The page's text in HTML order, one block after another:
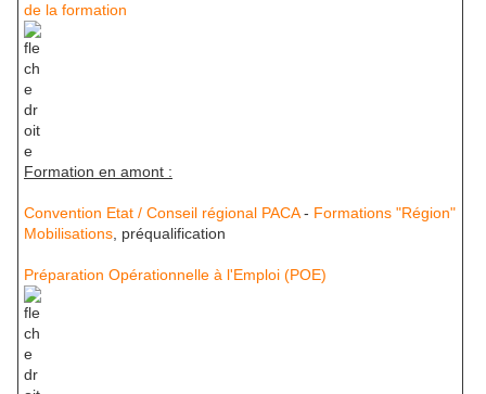
de la formation
Formation en amont :
Convention Etat / Conseil régional PACA- Formations "Région"
Mobilisations , préqualification
Préparation Opérationnelle à l'Emploi (POE)